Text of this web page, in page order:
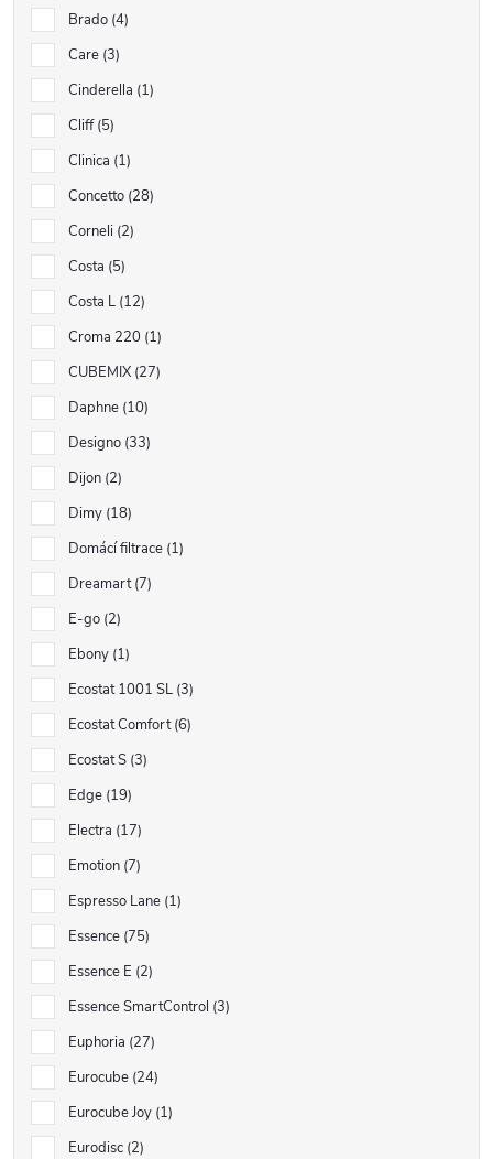
Brado 4
Care 3
Cinderella 1
Cliff 5
Clinica 1
Concetto 28
Corneli 2
Costa 5
Costa L 12
Croma 220 1
CUBEMIX 27
Daphne 10
Designo 33
Dijon 2
Dimy 18
Domácí filtrace 1
Dreamart 7
E-go 2
Ebony 1
Ecostat 1001 SL 3
Ecostat Comfort 6
Ecostat S 3
Edge 19
Electra 17
Emotion 7
Espresso Lane 1
Essence 75
Essence E 2
Essence SmartControl 3
Euphoria 27
Eurocube 24
Eurocube Joy 1
Eurodisc 2